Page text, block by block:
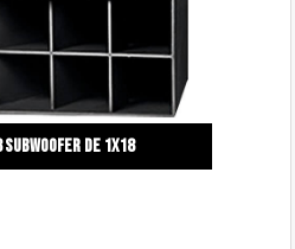
Subwoofer de 1x18